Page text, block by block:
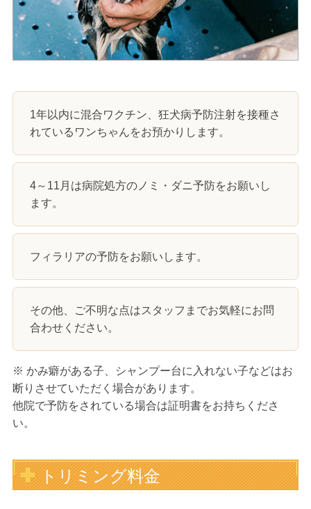
1年以内に混合ワクチン、狂犬病予防注射を接種さ
れているワンちゃんをお預かりします。
4～11月は病院処方のノミ・ダニ予防をお願いし
ます。
フィラリアの予防をお願いします。
その他、ご不明な点はスタッフまでお気軽にお問
合わせください。
※ かみ癖がある子、シャンプー台に入れない子などはお
断りさせていただく場合があります。
他院で予防をされている場合は証明書をお持ちくださ
い。
トリミング料金